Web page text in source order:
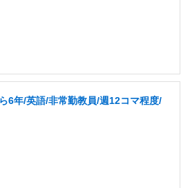
6年/英語/非常勤教員/週12コマ程度/